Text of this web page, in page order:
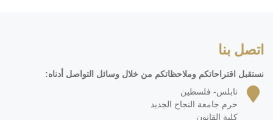
اتصل بنا
نستقبل اقتراحاتكم وملاحظاتكم من خلال وسائل التواصل أدناه:
نابلس- فلسطين
حرم جامعة النجاح الجديد
كلية القانون